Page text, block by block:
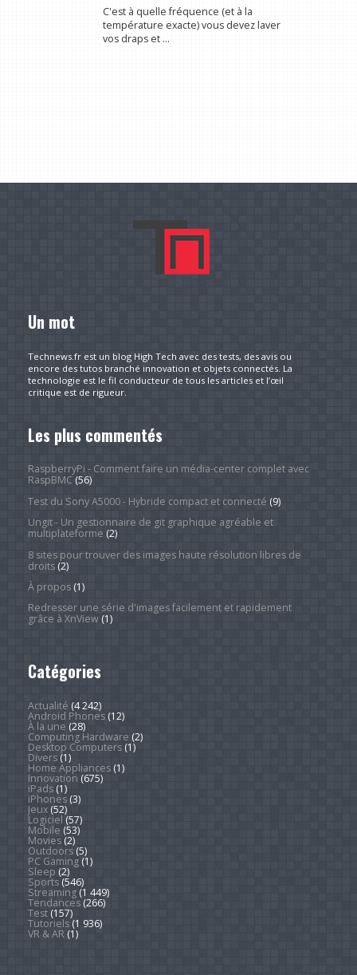
C'est à quelle fréquence (et à la
température exacte) vous devez laver
vos draps et ...
Un mot
Technews.fr est un blog High Tech avec des tests, des avis ou
encore des tutos branché innovation et objets connectés. La
technologie est le fil conducteur de tous les articles et l’œil
critique est de rigueur.
Les plus commentés
RaspberryPi - Comment faire un média-center complet avec
RaspBMC(56)
Test du Sony A5000 - Hybride compact et connecté (9)
Ungit - Un gestionnaire de git graphique agréable et
multiplateforme (2)
8 sites pour trouver des images haute résolution libres de
droits(2)
À propos(1)
Redresser une série d'images facilement et rapidement
grâce à XnView(1)
Catégories
Actualité (4 242)
Android Phones(12)
À la une (28)
Computing Hardware (2)
Desktop Computers(1)
Divers(1)
Home Appliances(1)
Innovation (675)
iPads(1)
iPhones(3)
Jeux(52)
Logiciel (57)
Mobile (53)
Movies(2)
Outdoors(5)
PC Gaming(1)
Sleep (2)
Sports(546)
Streaming(1 449)
Tendances(266)
Test(157)
Tutoriels(1 936)
VR & AR(1)